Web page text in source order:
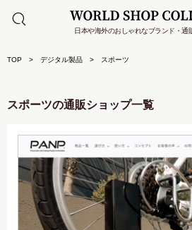
日本や海外のおしゃれなブランド・通
TOP デジタル製品 スポーツ
スポーツの通販ショップ一覧